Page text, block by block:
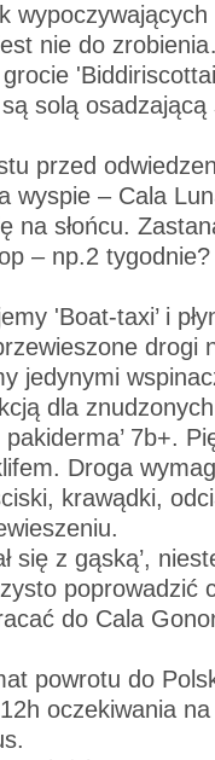
nie do
solą
przed
wyspie – Cala
na słońcu.
– np.2
'Boat-taxi’ i
drogi
jedynymi
dla
7b+.
Droga
krawądki,
się z gąską’,
poprowadzić
do Cala
powrotu do
oczekiwania